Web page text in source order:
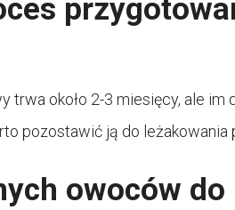
około 2-3 miesięcy, ale im
pozostawić ją do leżakowania
owoców